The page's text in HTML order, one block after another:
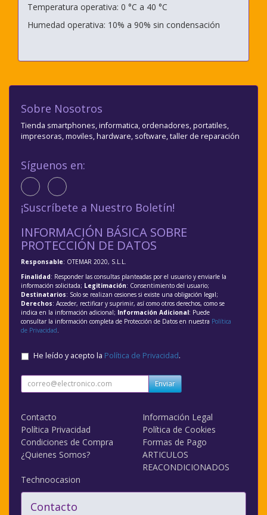
Temperatura operativa: 0 °C a 40 °C
Humedad operativa: 10% a 90% sin condensación
Sobre Nosotros
Tienda smartphones, informatica, ordenadores, portatiles,
impresoras, moviles, hardware, software, taller de reparación
Síguenos en:
¡Suscríbete a Nuestro Boletín!
INFORMACIÓN BÁSICA SOBRE
PROTECCIÓN DE DATOS
Responsable: OTEMAR 2020, S.L.L.
Finalidad: Responder las consultas planteadas por el usuario y enviarle la
información solicitada; Legitimación: Consentimiento del usuario;
Destinatarios: Solo se realizan cesiones si existe una obligación legal;
Derechos: Acceder, rectificar y suprimir, así como otros derechos, como se
indica en la información adicional; Información Adicional: Puede
consultar la información completa de Protección de Datos en nuestra Política
de Privacidad
He leído y acepto la Política de Privacidad.
Enviar
Contacto
Información Legal
Política Privacidad
Política de Cookies
Condiciones de Compra
Formas de Pago
¿Quienes Somos?
ARTICULOS
REACONDICIONADOS
Technoocasion
Contacto